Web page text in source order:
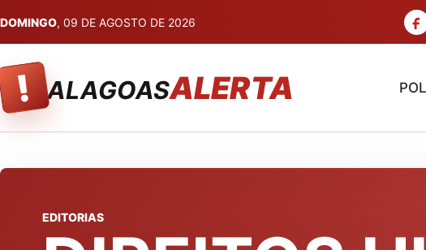
DOMINGO, 09 DE AGOSTO DE 2026
! ALAGOASALERTA
EDITORIAS